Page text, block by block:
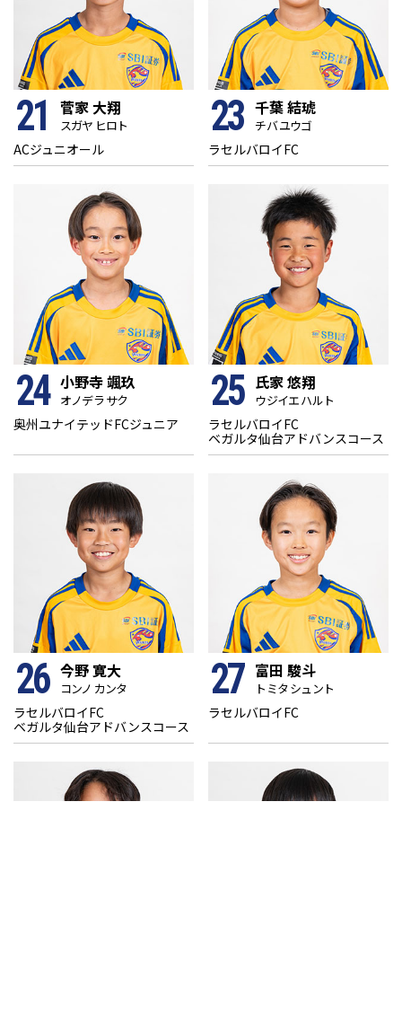
菅家 大翔
スガヤ ヒロト
21
ACジュニオール
千葉 結琥
チバ ユウゴ
23
ラセルバロイFC
小野寺 颯玖
オノデラ サク
24
奥州ユナイテッドFCジュニア
氏家 悠翔
ウジイエ ハルト
25
ラセルバロイFC
ベガルタ仙台アドバンスコース
今野 寛大
コンノ カンタ
26
ラセルバロイFC
ベガルタ仙台アドバンスコース
富田 駿斗
トミタ シュント
27
ラセルバロイFC